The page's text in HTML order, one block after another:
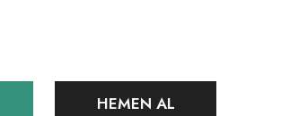
HEMEN AL